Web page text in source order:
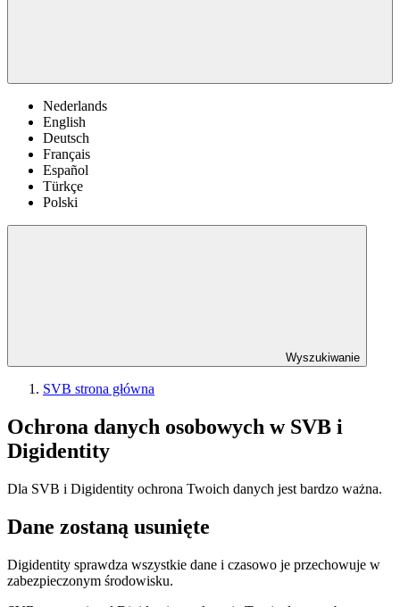
Nederlands
English
Deutsch
Français
Español
Türkçe
Polski
Wyszukiwanie
SVB strona główna
Ochrona danych osobowych w SVB i
Digidentity
Dla SVB i Digidentity ochrona Twoich danych jest bardzo ważna.
Dane zostaną usunięte
Digidentity sprawdza wszystkie dane i czasowo je przechowuje w
zabezpieczonym środowisku.